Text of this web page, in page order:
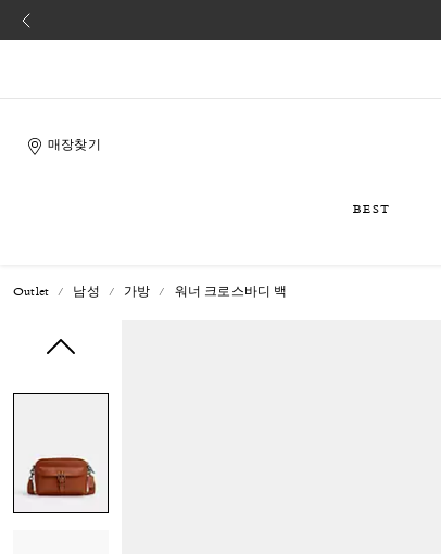
매장찾기
BEST
Outlet 남성 가방 워너 크로스바디 백